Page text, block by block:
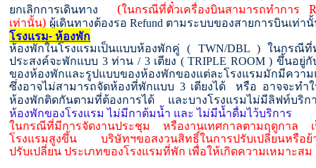
ยกเลิกการเดินทาง
(ในกรณีที่ตั๋วเครื่องบินสามารถทำการ
เท่านั้น) ผู้เดินทางต้องรอRefund ตามระบบของสายการบินเท่า
โรงแรม- ห้องพัก
ห้องพักในโรงแรมเป็นแบบห้องพักคู่( TWN/DBL ) ในกรณีที่
ประสงค์จะพักแบบ 3ท่าน / 3 เตียง ( TRIPLE ROOM ) ขึ้นอยู่กั
ของห้องพักและรูปแบบของห้องพักของแต่ละโรงแรมมักมีควา
ซึ่งอาจไม่สามารถจัดห้องที่พักแบบ 3 เตียงได้ หรือ อาจจะทำ
ห้องพักติดกันตามที่ต้องการได้ และบางโรงแรมไม่มีลิฟท์บริก
ห้องพักของโรงแรม ไม่มีกาต้มน้ำ และ ไม่มีน้ำดื่มไว้บริการ
ในกรณีที่มีการจัดงานประชุม หรืองานเทศกาลตามฤดูกาล
โรงแรมสูงขึ้น บริษัทฯขอสงวนสิทธิ์ในการปรับเปลี่ยนหรือย้
ปรับเปลี่ยน ประเภทของโรงแรมที่พัก เพื่อให้เกิดความเหมาะสม